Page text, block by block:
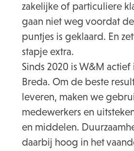
zakelijke of particuliere
gaan niet weg voordat
puntjes is geklaard. En
stapje extra.
Sinds 2020 is W&M
Breda. Om de beste
leveren, maken we
medewerkers en
en middelen.
daarbij hoog in het